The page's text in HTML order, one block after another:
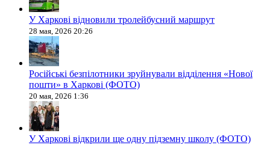
У Харкові відновили тролейбусний маршрут
28 мая, 2026 20:26
Російські безпілотники зруйнували відділення «Нової
пошти» в Харкові (ФОТО)
20 мая, 2026 1:36
У Харкові відкрили ще одну підземну школу (ФОТО)